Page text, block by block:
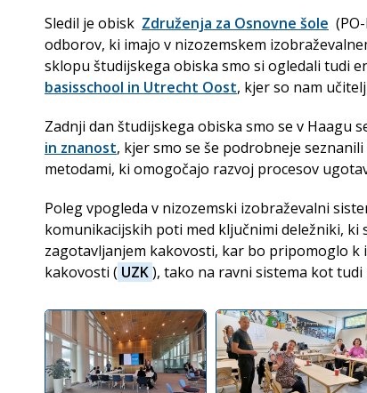
Sledil je obisk Združenja za Osnovne šole
odborov, ki imajo v nizozemskem
sklopu študijskega obiska smo si ogledali tudi
basisschool in Utrecht Oost, kjer so nam
Zadnji dan študijskega obiska smo se v Haagu
in znanost, kjer smo se še podrobneje
metodami, ki omogočajo razvoj procesov
Poleg vpogleda v nizozemski izobraževalni
komunikacijskih poti med ključnimi deležniki,
zagotavljanjem kakovosti, kar bo pripomoglo
kakovosti ( UZK), tako na ravni sistema kot